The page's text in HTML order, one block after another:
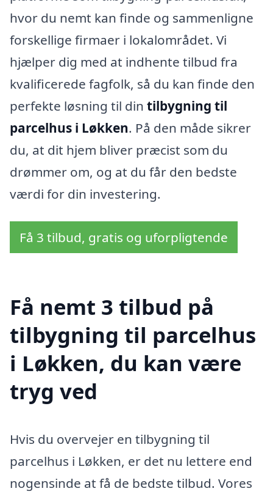
hvor du nemt kan finde og sammenligne
forskellige firmaer i lokalområdet. Vi
hjælper dig med at indhente tilbud fra
kvalificerede fagfolk, så du kan finde den
perfekte løsning til din tilbygning til
parcelhus i Løkken. På den måde sikrer
du, at dit hjem bliver præcist som du
drømmer om, og at du får den bedste
værdi for din investering.
Få 3 tilbud, gratis og uforpligtende
Få nemt 3 tilbud på
tilbygning til parcelhus
i Løkken, du kan være
tryg ved
Hvis du overvejer en tilbygning til
parcelhus i Løkken, er det nu lettere end
nogensinde at få de bedste tilbud. Vores